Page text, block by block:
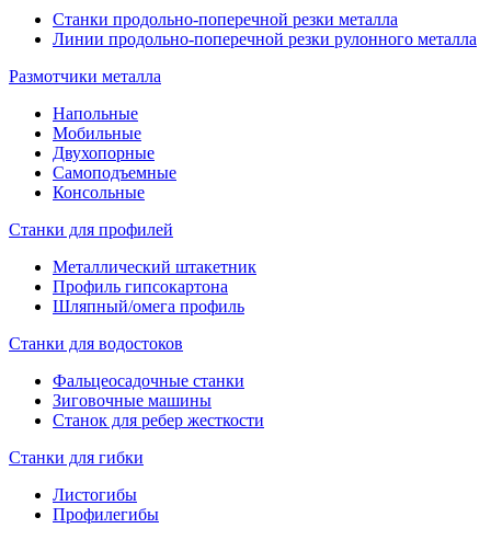
Станки продольно-поперечной резки металла
Линии продольно-поперечной резки рулонного металла
Размотчики металла
Напольные
Мобильные
Двухопорные
Самоподъемные
Консольные
Станки для профилей
Металлический штакетник
Профиль гипсокартона
Шляпный/омега профиль
Станки для водостоков
Фальцеосадочные станки
Зиговочные машины
Станок для ребер жесткости
Станки для гибки
Листогибы
Профилегибы